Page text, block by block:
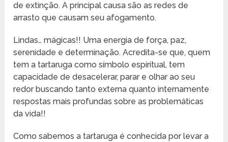
de extinção. A principal causa são as redes de
arrasto que causam seu afogamento.
Lindas… mágicas!! Uma energia de força, paz,
serenidade e determinação. Acredita-se que, quem
tem a tartaruga como símbolo espiritual, tem
capacidade de desacelerar, parar e olhar ao seu
redor buscando tanto externa quanto internamente
respostas mais profundas sobre as problemáticas
da vida!!
Como sabemos a tartaruga é conhecida por levar a